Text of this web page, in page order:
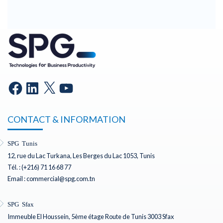
CONTACT & INFORMATION
SPG Tunis
12, rue du Lac Turkana, Les Berges du Lac 1053, Tunis
Tél. : (+216) 71 16 68 77
Email : commercial@spg.com.tn
SPG Sfax
Immeuble El Houssein, 5ème étage Route de Tunis 3003 Sfax